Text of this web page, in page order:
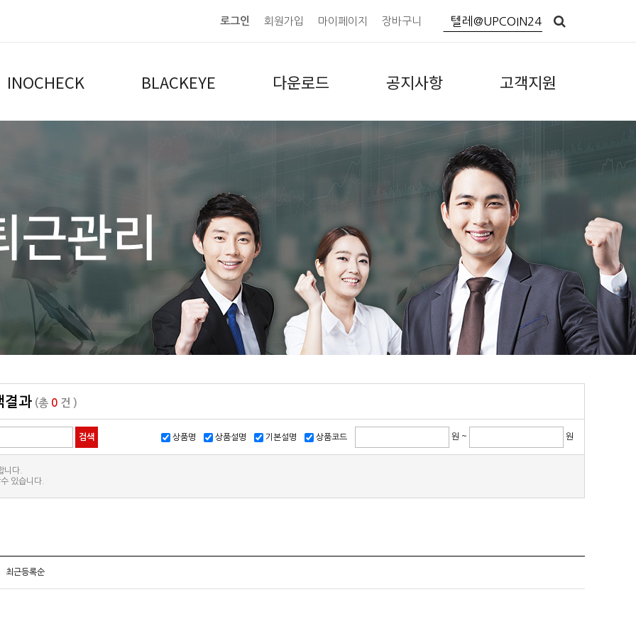
장바구니
마이페이지
회원가입
로그인
INOCHECK BLACKEYE 다운로드 공지사항 고객지원
과 (총 0 건 )
상품명 상품설명 기본설명 상품코드 원 ~ 원
니다.
있습니다.
최근등록순